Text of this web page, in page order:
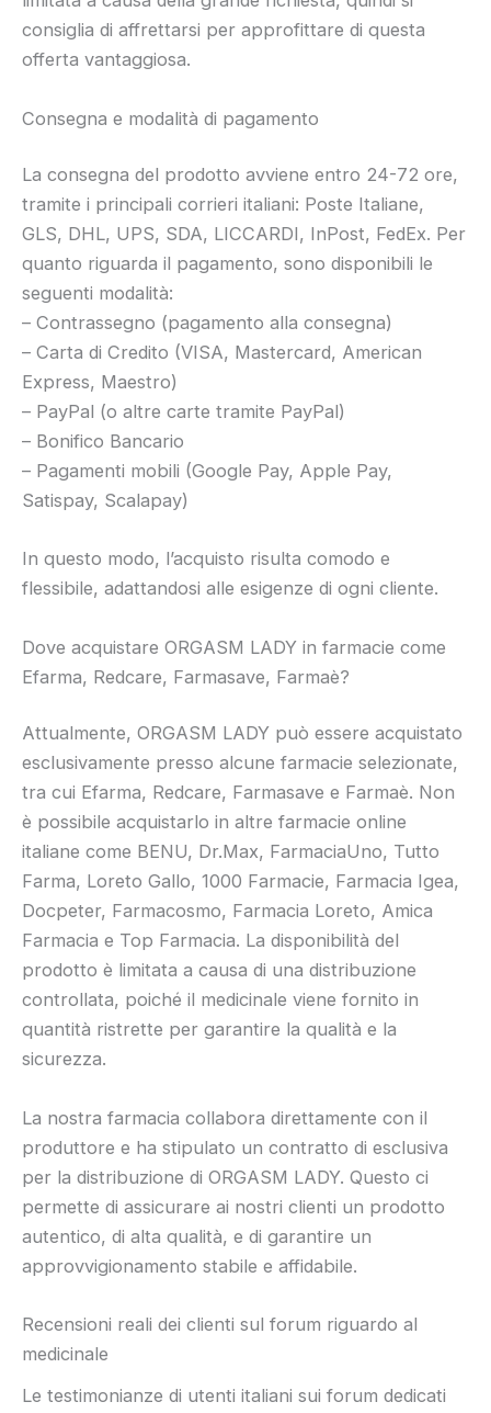
consiglia di affrettarsi per approfittare di questa
offerta vantaggiosa.
Consegna e modalità di pagamento
La consegna del prodotto avviene entro 24-72 ore,
tramite i principali corrieri italiani: Poste Italiane,
GLS, DHL, UPS, SDA, LICCARDI, InPost, FedEx. Per
quanto riguarda il pagamento, sono disponibili le
seguenti modalità:
– Contrassegno (pagamento alla consegna)
– Carta di Credito (VISA, Mastercard, American
Express, Maestro)
– PayPal (o altre carte tramite PayPal)
– Bonifico Bancario
– Pagamenti mobili (Google Pay, Apple Pay,
Satispay, Scalapay)
In questo modo, l’acquisto risulta comodo e
flessibile, adattandosi alle esigenze di ogni cliente.
Dove acquistare ORGASM LADY in farmacie come
Efarma, Redcare, Farmasave, Farmaè?
Attualmente, ORGASM LADY può essere acquistato
esclusivamente presso alcune farmacie selezionate,
tra cui Efarma, Redcare, Farmasave e Farmaè. Non
è possibile acquistarlo in altre farmacie online
italiane come BENU, Dr.Max, FarmaciaUno, Tutto
Farma, Loreto Gallo, 1000 Farmacie, Farmacia Igea,
Docpeter, Farmacosmo, Farmacia Loreto, Amica
Farmacia e Top Farmacia. La disponibilità del
prodotto è limitata a causa di una distribuzione
controllata, poiché il medicinale viene fornito in
quantità ristrette per garantire la qualità e la
sicurezza.
La nostra farmacia collabora direttamente con il
produttore e ha stipulato un contratto di esclusiva
per la distribuzione di ORGASM LADY. Questo ci
permette di assicurare ai nostri clienti un prodotto
autentico, di alta qualità, e di garantire un
approvvigionamento stabile e affidabile.
Recensioni reali dei clienti sul forum riguardo al
medicinale
Le testimonianze di utenti italiani sui forum dedicati